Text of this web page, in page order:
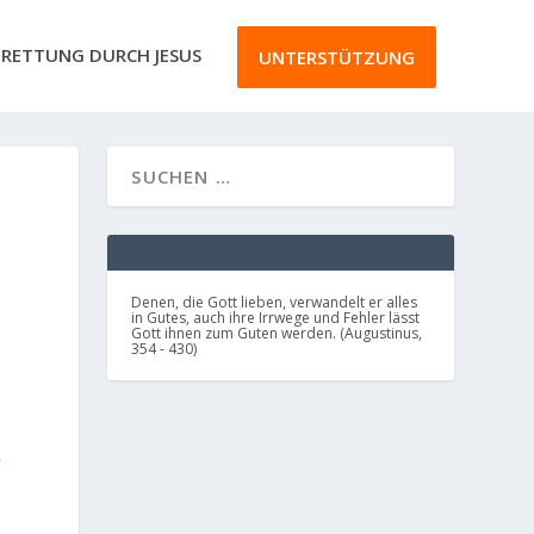
RETTUNG DURCH JESUS UNTERSTÜTZUNG
Denen, die Gott lieben, verwandelt er alles
in Gutes, auch ihre Irrwege und Fehler lässt
Gott ihnen zum Guten werden. (Augustinus,
354 - 430)